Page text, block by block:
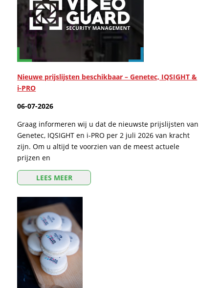
Nieuwe prijslijsten beschikbaar – Genetec, IQSIGHT &
i-PRO
06-07-2026
Graag informeren wij u dat de nieuwste prijslijsten van
Genetec, IQSIGHT en i-PRO per 2 juli 2026 van kracht
zijn. Om u altijd te voorzien van de meest actuele
prijzen en
LEES MEER